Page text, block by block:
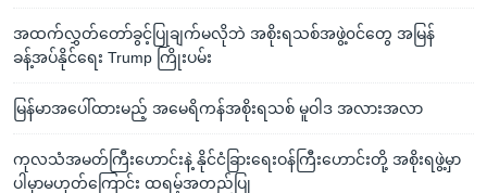
အထက်လွှတ်တော်ခွင့်ပြုချက်မလိုဘဲ အစိုးရသစ်အဖွဲ့၀င်တွေ အမြန်
ခန့်အပ်နိုင်ရေး Trump ကြိုးပမ်း
မြန်မာအပေါ်ထားမည့် အမေရိကန်အစိုးရသစ် မူဝါဒ အလားအလာ
ကုလသံအမတ်ကြီးဟောင်းနဲ့ နိုင်ငံခြားရေးဝန်ကြီးဟောင်းတို့ အစိုးရဖွဲ့မှာ
ပါမှာမဟုတ်ကြောင်း ထရမ့်အတည်ပြု